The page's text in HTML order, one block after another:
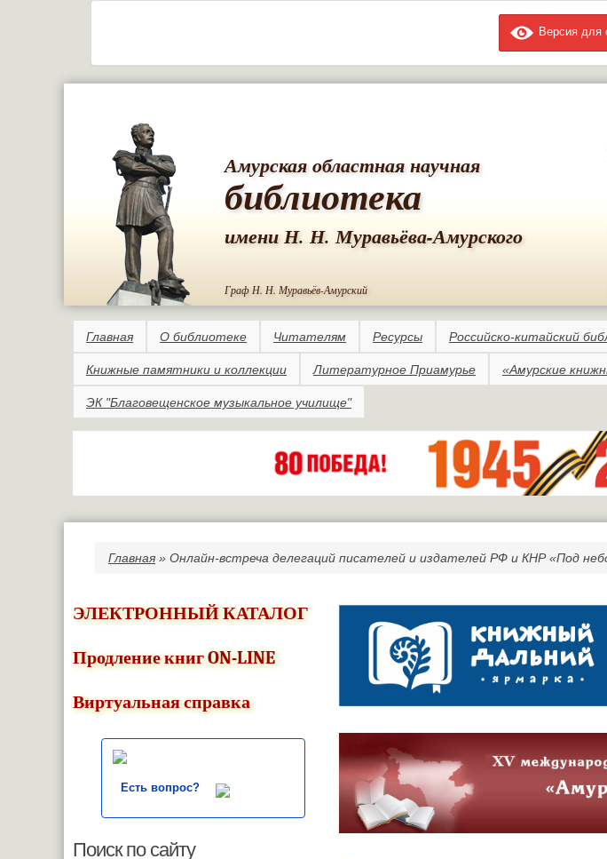
Версия для
Амурская областная научная
библиотека
имени Н. Н. Муравьёва-Амурского
Граф Н. Н. Муравьёв-Амурский
Главная О библиотеке Читателям Ресурсы Российско-китайский
Книжные памятники и коллекции Литературное Приамурье «Амурские
ЭК "Благовещенское музыкальное училище"
Вы здесь
Главная » Онлайн-встреча делегаций писателей и издателей РФ и КНР «Под
ЭЛЕКТРОННЫЙ КАТАЛОГ
Продление книг ON-LINE
Виртуальная справка
Есть вопрос?
Поиск по сайту